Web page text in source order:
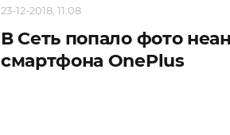
23-12-2018, 11:08
В Сеть попало фото
смартфона OnePlus